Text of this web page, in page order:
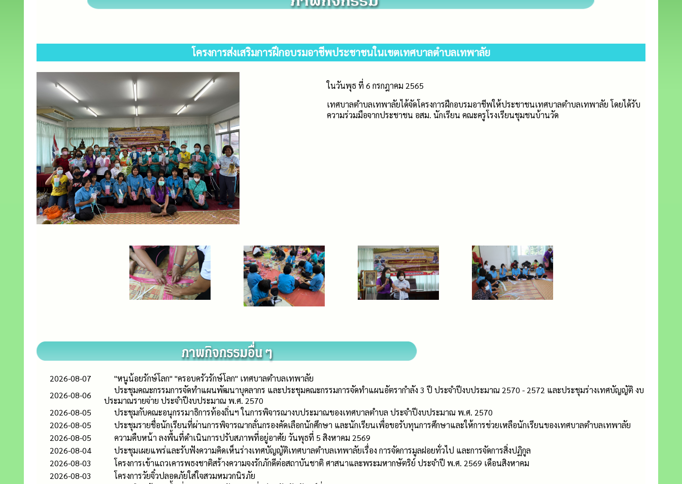
โครงการส่งเสริมการฝึกอบรมอาชีพประชาชนในเขตเทศบาลตำบลเทพาลัย
ในวันพุธ ที่ 6 กรกฎาคม 2565
เทศบาลตำบลเทพาลัยได้จัดโครงการฝึกอบรมอาชีพให้ประชาชนเทศบาลตำบลเทพาลัย โดยได้รับ
ความร่วมมือจากประชาชน อสม. นักเรียน คณะครูโรงเรียนชุมชนบ้านวัด
2026-08-07
"หนูน้อยรักษ์โลก" "ครอบครัวรักษ์โลก" เทศบาลตำบลเทพาลัย
2026-08-06
ประชุมคณะกรรมการจัดทำแผนพัฒนาบุคลากร และประชุมคณะกรรมการจัดทำแผนอัตรากำลัง 3 ปี ประจำปีงบประมาณ 2570 - 2572 และประชุมร่างเทศบัญญัติ งบ
ประมาณรายจ่าย ประจำปีงบประมาณ พ.ศ. 2570
2026-08-05
ประชุมกับคณะอนุกรรมาธิการท้องถิ่นฯ ในการพิจารณางบประมาณของเทศบาลตำบล ประจำปีงบประมาณ พ.ศ. 2570
2026-08-05
ประชุมรายชื่อนักเรียนที่ผ่านการพิจารณากลั่นกรองคัดเลือกนักศึกษา และนักเรียนเพื่อขอรับทุนการศึกษาและให้การช่วยเหลือนักเรียนของเทศบาลตำบลเทพาลัย
2026-08-05
ความคืบหน้า ลงพื้นที่ดำเนินการปรับสภาพที่อยู่อาศัย วันพุธที่ 5 สิงหาคม 2569
2026-08-04
ประชุมเผยแพร่และรับฟังความคิดเห็นร่างเทศบัญญัติเทศบาลตำบลเทพาลัยเรื่อง การจัดการมูลฝอยทั่วไป และการจัดการสิ่งปฏิกูล
2026-08-03
โครงการเข้าแถวเคารพธงชาติสร้างความจงรักภักดีต่อสถาบันชาติ ศาสนาและพระมหากษัตริย์ ประจำปี พ.ศ. 2569 เดือนสิงหาคม
2026-08-03
โครงการวัยจิ๋วปลอดภัยใส่ใจสวมหมวกนิรภัย